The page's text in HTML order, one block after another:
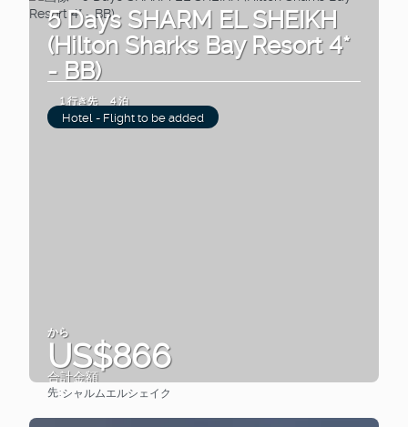
5 Days SHARM EL SHEIKH
(Hilton Sharks Bay Resort 4*
- BB)
1 行き先 4 泊
Hotel - Flight to be added
から
US$866
合計金額
先:シャルムエルシェイク